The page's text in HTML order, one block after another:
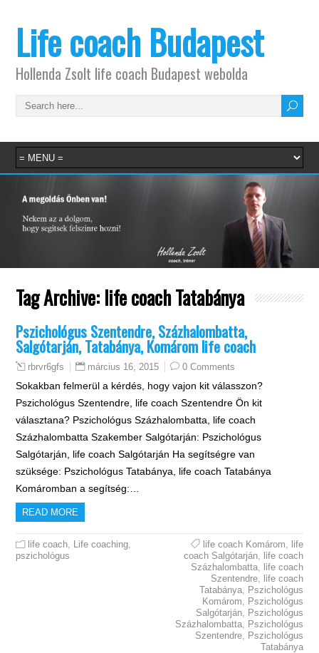
Life coach Budapest
Hollenda Zsolt life coach Budapest webolda
Tag Archive: life coach Tatabánya
Pszichológus Szentendre, Százhalombatta,
Salgótarján, Tatabánya, Komárom life coach
rbrvr6gfs március 16, 2015 0 Comments
Sokakban felmerül a kérdés, hogy vajon kit válasszon?
Pszichológus Szentendre, life coach Szentendre Ön kit
választana? Pszichológus Százhalombatta, life coach
Százhalombatta Szakember Salgótarján: Pszichológus
Salgótarján, life coach Salgótarján Ha segítségre van
szüksége: Pszichológus Tatabánya, life coach Tatabánya
Komáromban a segítség:…
READ MORE
life coach Life coaching
pszichológus
life coach Komárom
life
coach Salgótarján, life coach
Százhalombatta, life coach
Szentendre, life coach
Tatabánya, Pszichológus
Komárom
Pszichológus
Salgótarján, Pszichológus
Százhalombatta, Pszichológus
Szentendre, Pszichológus
Tatabánya